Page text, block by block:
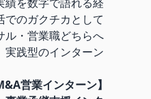
のガクチカとして
ル・営業職どちらへ
実践型のインターン
営業インターン】